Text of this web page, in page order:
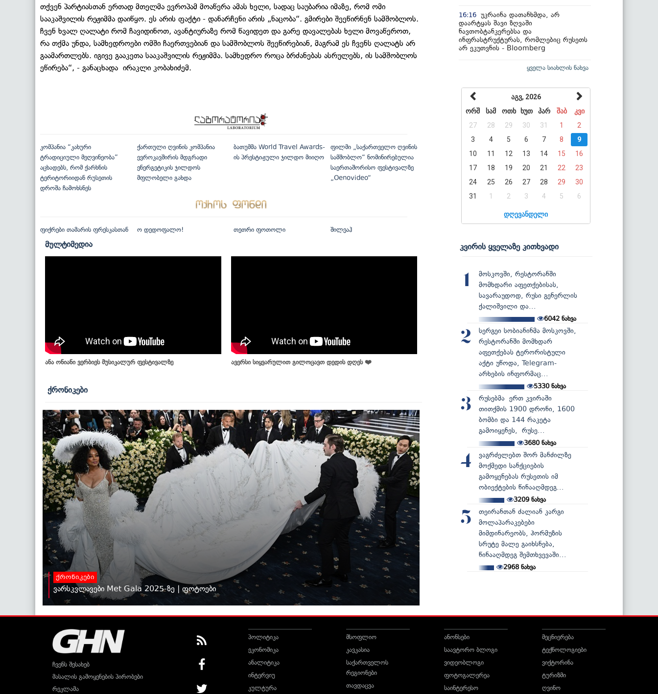
თქვენ პარტიასთან ერთად მთელმა ევროპამ მოაწერა ამას ხელი, სადაც საუბარია იმაზე, რომ ომი
სააკაშვილის რეჟიმმა დაიწყო. ეს არის ფაქტი - დანარჩენი არის „ნაცობა“. გმირები შეეწირნენ სამშობლოს.
ჩვენ ხვალ ღალატი რომ ჩავიდინოთ, ავანტიურაზე რომ წავიდეთ და გარე დავალებას ხელი მოვაწეროთ,
რა თქმა უნდა, სამხედროები ომში ჩაერთვებიან და სამშობლოს შეეწირებიან, მაგრამ ეს ჩვენს ღალატს არ
გაამართლებს. იგივე გააკეთა სააკაშვილის რეჟიმმა. სამხედრო როცა ბრძანებას ასრულებს, ის სამშობლოს
ეწირება“, - განაცხადა ირაკლი კობახიძემ.
კომპანია “კახური
ტრადიციული მეღვინეობა”
აცხადებს, რომ ქარხნის
ტერიტორიიდან რუსეთის
დროშა ჩამოხსნეს
ქართული ღვინის კომპანია
ევროკავშირის მდგრადი
ენერგეტიკის ჯილდოს
მფლობელი გახდა
ბათუმმა World Travel Awards-
ის პრესტიჟული ჯილდო მიიღო
ფილმი „საქართველო ღვინის
სამშობლო“ ნომინირებულია
საერთაშორისო ფესტივალზე
„Oenovideo“
ფიქრები თამარის ფრესკასთან ო დედოფალო! თეთრი ფოთოლი შილეაჰ
მულტიმედია
ანა ონიანი ვერბიეს მუსიკალურ ფესტივალზე ავერსი სიყვარულით გილოცავთ დედის დღეს ❤️
ქრონიკები
ქრონიკები
ვარსკვლავები Met Gala 2025-ზე | ფოტოები
16:16 უკრაინა დათანხმდა, არ
დაარტყას შავი ზღვაში
ნავთობტანკერებსა და
ინფრასტრუქტურას, რომლებიც რუსეთს
არ ეკუთვნის - Bloomberg
ყველა სიახლის ნახვა
აგვ, 2026
ორშ
სამ ოთხ ხუთ პარ შაბ
კვი
27
28 29 30 31 1
2
3
4 5 6 7 8
9
10
11 12 13 14 15
16
17
18 19 20 21 22
23
24
25 26 27 28 29
30
31
1 2 3 4 5 6
დღევანდელი
კვირის ყველაზე კითხვადი
1
მოსკოვში, რესტორანში
მომხდარი აფეთქებისას,
სავარაუდოდ, რუსი გენერლის
ქალიშვილი და...
6042 ნახვა
2
სერგეი სობიანინმა მოსკოვში,
რესტორანში მომხდარ
აფეთქებას ტერორისტული
აქტი უწოდა, Telegram-
არხების ინფორმაც...
5330ნახვა
3
რუსებმა ერთ კვირაში
თითქმის 1900 დრონი, 1600
ბომბი და 144 რაკეტა
გამოიყენეს, რუსე...
3680ნახვა
4
ვაგრძელებთ შორ მანძილზე
მოქმედი სანქციების
გამოყენებას რუსეთის იმ
ობიექტების წინააღმდეგ...
3209ნახვა
5
თეირანთან ძალიან კარგი
მოლაპარაკებები
მიმდინარეობს, ჰორმუზის
სრუტე მალე გაიხსნება,
წინააღმდეგ შემთხვევაში...
2968 ნახვა
ჩვენს შესახებ
მასალის გამოყენების პირობები
რეკლამა
პოლიტიკა
ეკონომიკა
ანალიტიკა
ინტერვიუ
კულტურა
მსოფლიო
კავკასია
საქართველოს
რეგიონები
თავდაცვა
ანონსები
საავტორო ბლოგი
ვიდეობლოგი
ფოტოგალერეა
საინტერესო
მეცნიერება
ტექნოლოგიები
ვიქტორინა
ტურიზმი
ღვინო